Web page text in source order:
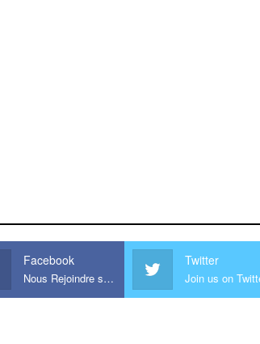
Facebook
Nous Rejoindre sur Facebook
Twitter
Join us on